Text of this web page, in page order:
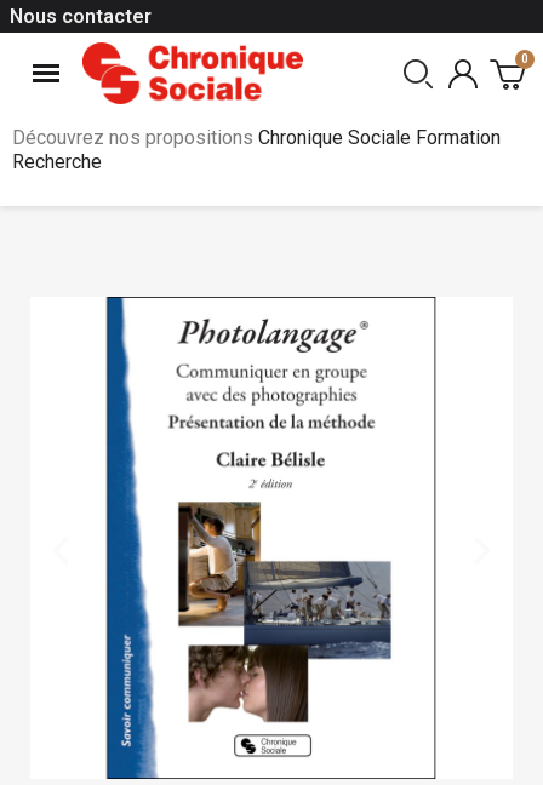
Nous contacter
Découvrez nos propositions Chronique Sociale Formation
Recherche